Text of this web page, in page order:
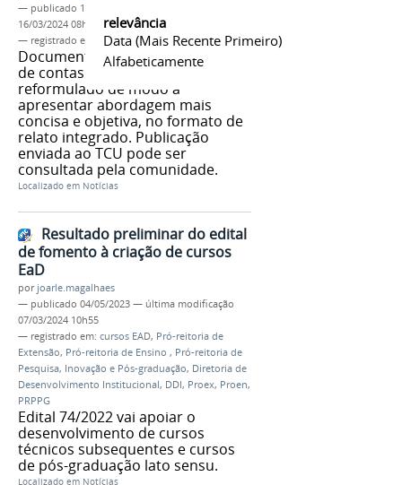
relevância
Data (mais Recente Primeiro)
Alfabeticamente
— publicado 10/09/2020
16/03/2024 08h10
— registrado em:
Relatório de Gestão 2019, DDI
Documento anual de prestação
de contas à sociedade foi
reformulado de modo a
apresentar abordagem mais
concisa e objetiva, no formato de
relato integrado. Publicação
enviada ao TCU pode ser
consultada pela comunidade.
Localizado em Notícias
Resultado preliminar do edital
de fomento à criação de cursos
EaD
por joarle.magalhaes
— publicado 04/05/2023 — última modificação
07/03/2024 10h55
— registrado em: cursos EAD, Pró-reitoria de
Extensão, Pró-reitoria de Ensino , Pró-reitoria de
Pesquisa, Inovação e Pós-graduação, Diretoria de
Desenvolvimento Institucional, DDI, Proex, Proen,
PRPPG
Edital 74/2022 vai apoiar o
desenvolvimento de cursos
técnicos subsequentes e cursos
de pós-graduação lato sensu.
Localizado em Notícias